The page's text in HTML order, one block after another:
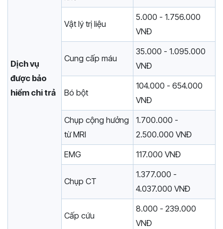
Dịch vụ
được bảo
hiểm chi trả
Vật lý trị liệu
5.000 - 1.756.000
VNĐ
Cung cấp máu
35.000 - 1.095.000
VNĐ
Bó bột
104.000 - 654.000
VNĐ
Chụp cộng hưởng
từ MRI
1.700.000 -
2.500.000 VNĐ
EMG
117.000 VNĐ
Chụp CT
1.377.000 -
4.037.000 VNĐ
Cấp cứu
8.000 - 239.000
VNĐ